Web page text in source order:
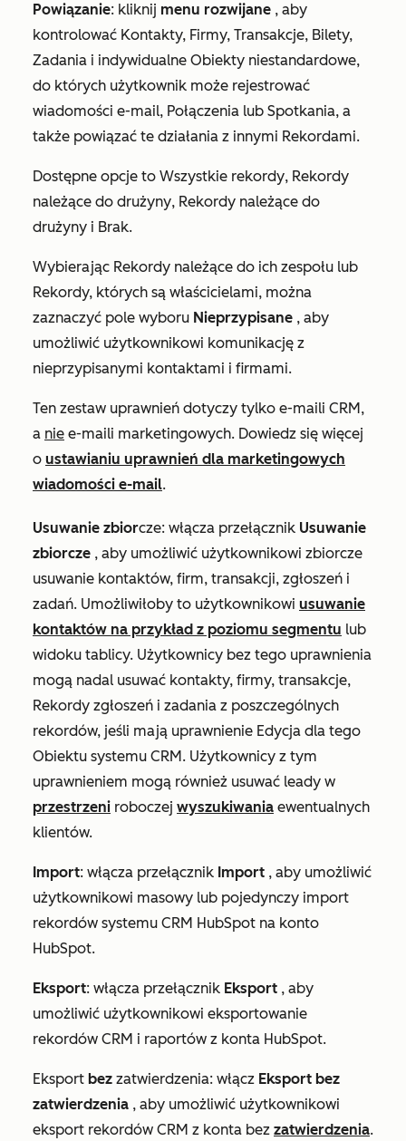
Powiązanie: kliknij menu rozwijane , aby
kontrolować Kontakty, Firmy, Transakcje, Bilety,
Zadania i indywidualne Obiekty niestandardowe,
do których użytkownik może rejestrować
wiadomości e-mail, Połączenia lub Spotkania, a
także powiązać te działania z innymi Rekordami.
Dostępne opcje to Wszystkie rekordy, Rekordy
należące do drużyny, Rekordy należące do
drużyny i Brak.
Wybierając Rekordy należące do ich zespołu lub
Rekordy, których są właścicielami, można
zaznaczyć pole wyboru Nieprzypisane , aby
umożliwić użytkownikowi komunikację z
nieprzypisanymi kontaktami i firmami.
Ten zestaw uprawnień dotyczy tylko e-maili CRM,
a nie e-maili marketingowych. Dowiedz się więcej
o ustawianiu uprawnień dla marketingowych
wiadomości e-mail.
Usuwanie zbiorcze: włącza przełącznik Usuwanie
zbiorcze , aby umożliwić użytkownikowi zbiorcze
usuwanie kontaktów, firm, transakcji, zgłoszeń i
zadań. Umożliwiłoby to użytkownikowi usuwanie
kontaktów na przykład z poziomu segmentu lub
widoku tablicy. Użytkownicy bez tego uprawnienia
mogą nadal usuwać kontakty, firmy, transakcje,
Rekordy zgłoszeń i zadania z poszczególnych
rekordów, jeśli mają uprawnienie Edycja dla tego
Obiektu systemu CRM. Użytkownicy z tym
uprawnieniem mogą również usuwać leady w
przestrzeni roboczej wyszukiwania ewentualnych
klientów.
Import: włącza przełącznik Import , aby umożliwić
użytkownikowi masowy lub pojedynczy import
rekordów systemu CRM HubSpot na konto
HubSpot.
Eksport: włącza przełącznik Eksport , aby
umożliwić użytkownikowi eksportowanie
rekordów CRM i raportów z konta HubSpot.
Eksport bez zatwierdzenia: włącz Eksport bez
zatwierdzenia , aby umożliwić użytkownikowi
eksport rekordów CRM z konta bez zatwierdzenia.